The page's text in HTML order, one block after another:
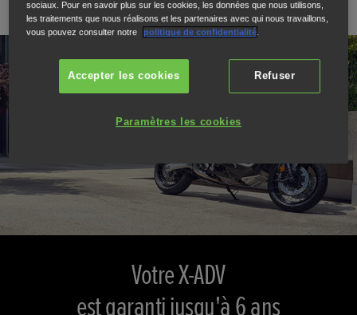
Votre X-ADV
est garanti jusqu'à 6 ans
sociaux. Pour en savoir plus sur les cookies, les données que nous utilisons,
les traitements que nous réalisons et les partenaires avec qui nous travaillons,
vous pouvez consulter notre
politique de confidentialité
Refuser
Accepter les cookies
Paramètres les cookies